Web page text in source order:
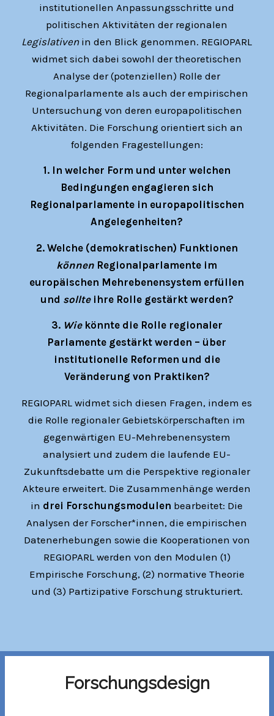
institutionellen Anpassungsschritte und
politischen Aktivitäten der regionalen
Legislativenin den Blick genommen. REGIOPARL
widmet sich dabei sowohl der theoretischen
Analyse der (potenziellen) Rolle der
Regionalparlamente als auch der empirischen
Untersuchung von deren europapolitischen
Aktivitäten. Die Forschung orientiert sich an
folgenden Fragestellungen:
1. In welcher Form und unter welchen
Bedingungen engagieren sich
Regionalparlamente in europapolitischen
Angelegenheiten?
2. Welche (demokratischen) Funktionen
können Regionalparlamente im
europäischen Mehrebenensystem erfüllen
und sollteihre Rolle gestärkt werden?
3. Wie könnte die Rolle regionaler
Parlamente gestärkt werden – über
institutionelle Reformen und die
Veränderung von Praktiken?
REGIOPARL widmet sich diesen Fragen, indem es
die Rolle regionaler Gebietskörperschaften im
gegenwärtigen EU-Mehrebenensystem
analysiert und zudem die laufende EU-
Zukunftsdebatte um die Perspektive regionaler
Akteure erweitert. Die Zusammenhänge werden
in drei Forschungsmodulen bearbeitet: Die
Analysen der Forscher*innen, die empirischen
Datenerhebungen sowie die Kooperationen von
REGIOPARL werden von den Modulen (1)
Empirische Forschung, (2) normative Theorie
und (3) Partizipative Forschung strukturiert.
Forschungsdesign